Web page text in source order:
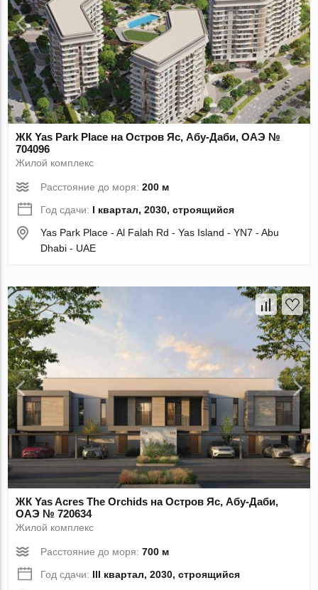
ЖК Yas Park Place на Остров Яс, Абу-Даби, ОАЭ №
704096
Жилой комплекс
Расстояние до моря:200 м
Год сдачи: I квартал, 2030, строящийся
Yas Park Place - Al Falah Rd - Yas Island - YN7 - Abu
Dhabi - UAE
ЖК Yas Acres The Orchids на Остров Яс, Абу-Даби,
ОАЭ № 720634
Жилой комплекс
Расстояние до моря:700 м
Год сдачи: III квартал, 2030, строящийся